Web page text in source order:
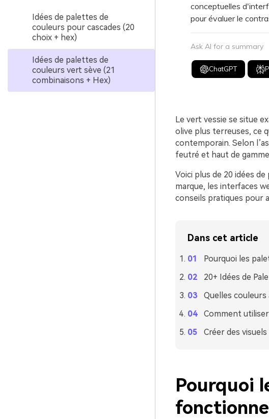
Idées de palettes de
couleurs pour cascades (20
choix + hex)
Idées de palettes de
couleurs vert sève (21
combinaisons + Hex)
conceptuelles
pour évaluer le
Ask AI for a summary
ChatGPT
Le vert vessie se situe
olive plus terreuses, ce
contemporain. Selon
feutré et haut de
Voici plus de 20 idées
marque, les interfaces
conseils pratiques pour
Dans cet article
Pourquoi les
20+ Idées de
Quelles couleurs
Comment
Créer des
Pourquoi